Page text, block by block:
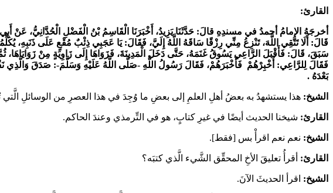
القارئ:
أخرجَهُ الإمامُ أحمدُ في مسندِهِ قالَ: حَدَّثَنَا يَزِيدُ، أَخْبَرَنَا الْقَاسِمُ بْنُ الْفَضْلِ الْحُدَّانِيُّ،
قَالَ: أَلَا تَتَّقِي اللَّهَ، تَنْزِعُ مِنِّي رِزْقًا سَاقَهُ اللَّهُ إِلَيَّ، فَقَالَ: يَا عَجَبِي ذِئْبٌ مُقْعٍ عَلَى ذَنَبِهِ،
سَبَقَ، قَالَ: فَأَقْبَلَ الرَّاعِي يَسُوقُ غَنَمَهُ، حَتَّى دَخَلَ الْمَدِينَةَ، فَزَوَاهَا إِلَى زَاوِيَةٍ مِنْ
فَقَالَ لِلرَّاعِي: أَخْبِرْهُمْ فَأَخْبَرَهُمْ، فَقَالَ رَسُولُ اللَّهِ -صَلَّى اللَّهُ عَلَيْهِ وَسَلَّمَ-: صَدَقَ وَالَّذِي
بَعْدَهُ .
الشيخ: هذا يستشهدُ به بعضُ أهلِ العلمِ إلى بعضِ ما وُجِدَ في هذا العصرِ من الوسائلِ الَّتي
القارئ: شيخنا الحديث أيضًا في غيرِ كتابٍ، هو في التِّرمذي وعندَ الحاكم.
الشيخ: نعم نعم اقرأْ بس [فقط].
القارئ: أقرأُ تعليقَ الأخِ المحقِّق الشَّيء الَّذي كتبَه؟
الشيخ: اقرأ الحديثَ الآنَ.